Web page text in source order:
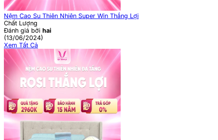
Nệm Cao Su Thiên Nhiên Super Win Thắng Lợi
Chất Lượng
Đánh giá bởi hai
(13/06/2024)
Xem Tất Cả